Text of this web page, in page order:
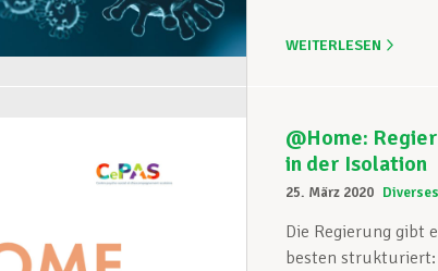
WEITERLESEN
@Home:
in der Isolation
25. März 2020 Diverses
Die Regierung gibt
besten strukturiert: